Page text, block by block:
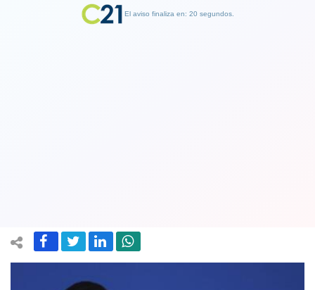
El aviso finaliza en: 19 segundos.